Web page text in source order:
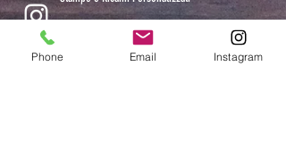
crackpot_factory
Phone Email Instagram